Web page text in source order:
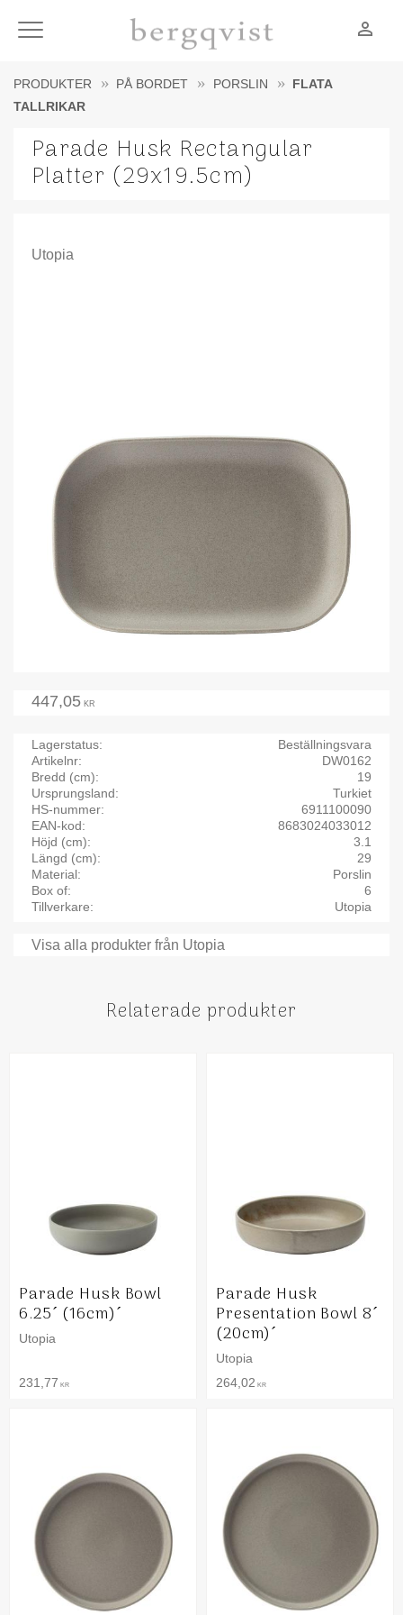
Meny person_outline
PRODUKTER PÅ BORDET PORSLIN
FLATA
TALLRIKAR
Parade Husk Rectangular
Platter (29x19.5cm)
Utopia
447,05 KR
Lagerstatus
Beställningsvara
Artikelnr
DW0162
Bredd (cm)
19
Ursprungsland
Turkiet
HS-nummer
6911100090
EAN-kod
8683024033012
Höjd (cm)
3.1
Längd (cm)
29
Material
Porslin
Box of
6
Tillverkare
Utopia
Visa alla produkter från Utopia
Relaterade produkter
Parade Husk Bowl
6.25´ (16cm)´
Utopia
231,77 KR
Parade Husk
Presentation Bowl 8´
(20cm)´
Utopia
264,02 KR